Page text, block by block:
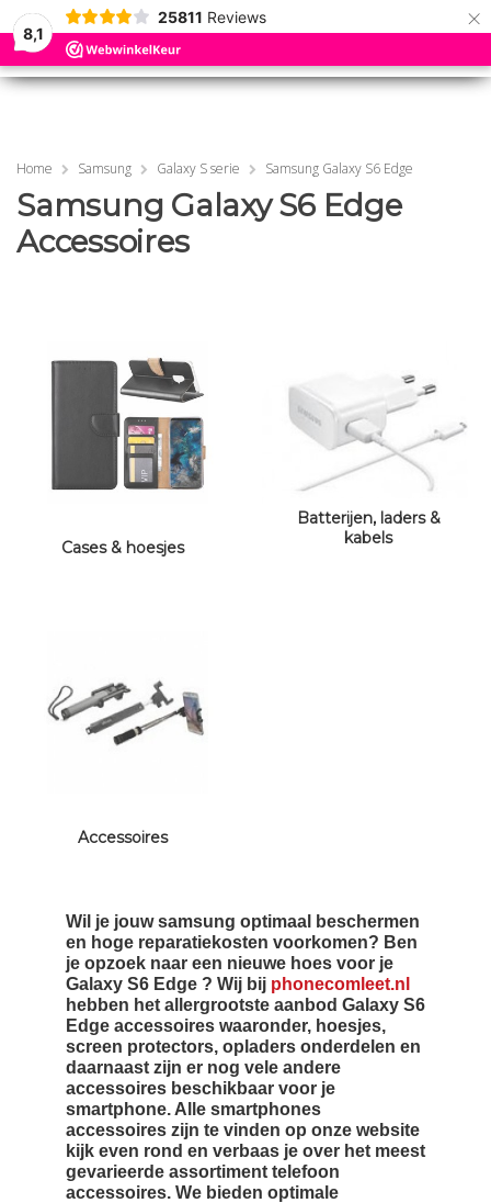
8,1
25811 Reviews ×
MENU
MENU
Home Samsung Galaxy S serie Samsung Galaxy S6 Edge
Samsung Galaxy S6 Edge
Accessoires
Cases & hoesjes
Batterijen, laders &
kabels
Accessoires
Wil je jouw samsung optimaal beschermen
en hoge reparatiekosten voorkomen? Ben
je opzoek naar een nieuwe hoes voor je
Galaxy S6 Edge ? Wij bij phonecomleet.nl
hebben het allergrootste aanbod Galaxy S6
Edge accessoires waaronder, hoesjes,
screen protectors, opladers onderdelen en
daarnaast zijn er nog vele andere
accessoires beschikbaar voor je
smartphone. Alle smartphones
accessoires zijn te vinden op onze website
kijk even rond en verbaas je over het meest
gevarieerde assortiment telefoon
accessoires. We bieden optimale